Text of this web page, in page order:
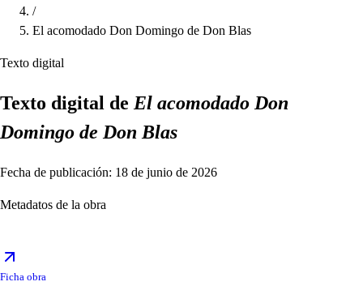
/
El acomodado Don Domingo de Don Blas
Texto digital
Texto digital de El acomodado Don
Domingo de Don Blas
Fecha de publicación: 18 de junio de 2026
Metadatos de la obra
Ficha obra